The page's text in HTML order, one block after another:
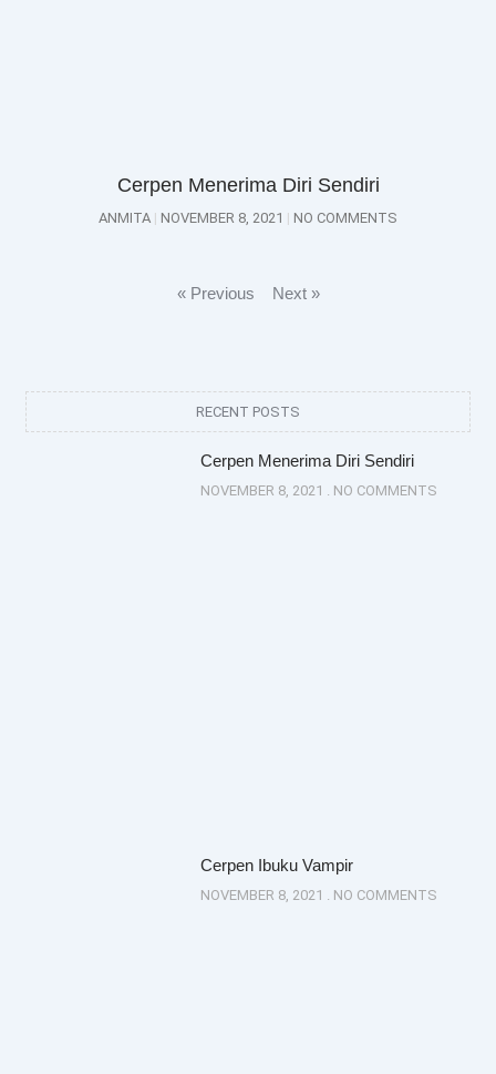
Cerpen Menerima Diri Sendiri
ANMITA NOVEMBER 8, 2021 NO COMMENTS
« Previous Next »
RECENT POSTS
Cerpen Menerima Diri Sendiri
NOVEMBER 8, 2021 NO COMMENTS
Cerpen Ibuku Vampir
NOVEMBER 8, 2021 NO COMMENTS